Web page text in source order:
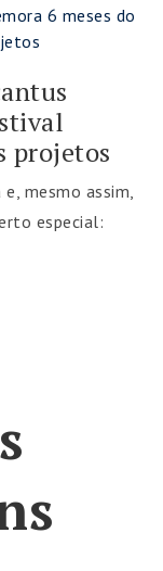
projetos
mesmo assim,
especial: